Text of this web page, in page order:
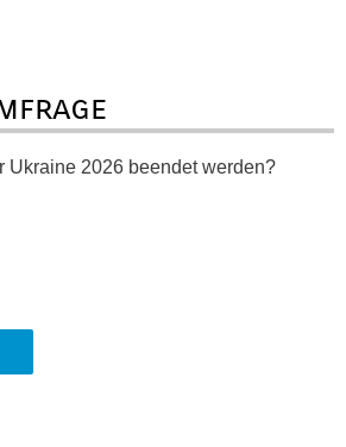
Ukraine 2026 beendet werden?